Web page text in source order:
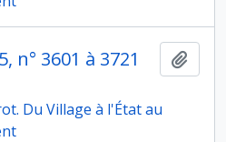
n° 3601 à 3721
Du Village à l'État au